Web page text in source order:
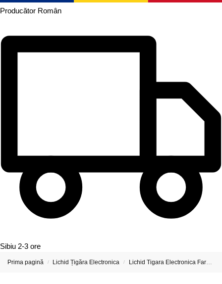
Producător Român
Sibiu 2-3 ore
Prima pagină / Lichid Țigăra Electronica / Lichid Tigara Electronica Fara Nicotina